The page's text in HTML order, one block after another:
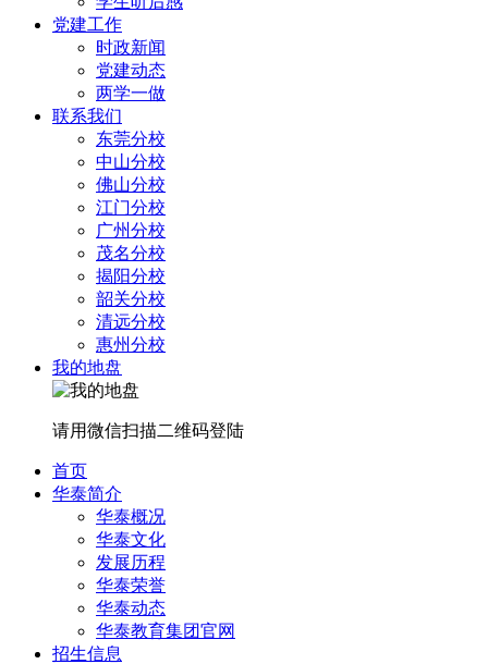
党建工作
时政新闻
党建动态
两学一做
联系我们
东莞分校
中山分校
佛山分校
江门分校
广州分校
茂名分校
揭阳分校
韶关分校
清远分校
惠州分校
我的地盘
请用微信扫描二维码登陆
首页
华泰简介
华泰概况
华泰文化
发展历程
华泰荣誉
华泰动态
华泰教育集团官网
招生信息